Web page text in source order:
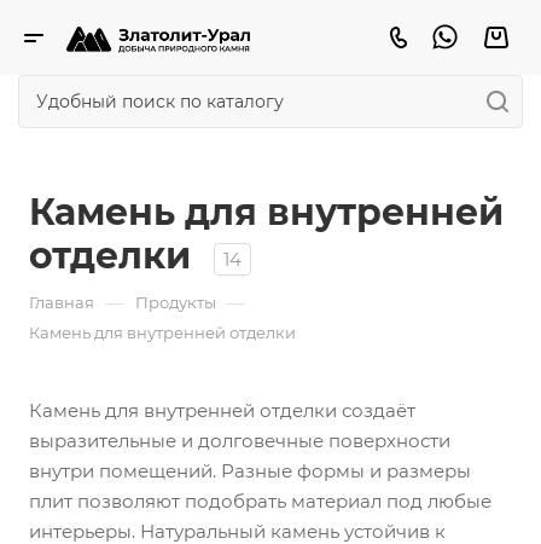
Камень для внутренней
отделки
14
Главная — Продукты —
Камень для внутренней отделки
Камень для внутренней отделки создаёт
выразительные и долговечные поверхности
внутри помещений. Разные формы и размеры
плит позволяют подобрать материал под любые
интерьеры. Натуральный камень устойчив к